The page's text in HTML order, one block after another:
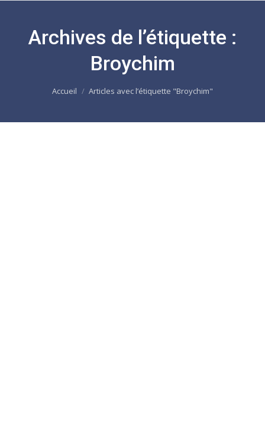
Archives de l’étiquette :
Broychim
Vous êtes ici :
Accueil Articles avec l’étiquette "Broychim"